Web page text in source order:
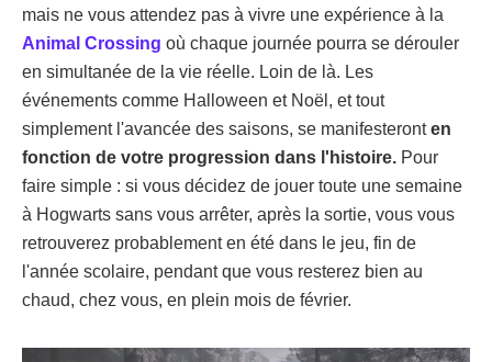
mais ne vous attendez pas à vivre une expérience à la
Animal Crossing où chaque journée pourra se dérouler
en simultanée de la vie réelle. Loin de là. Les
événements comme Halloween et Noël, et tout
simplement l'avancée des saisons, se manifesteronten
fonction de votre progression dans l'histoire. Pour
faire simple : si vous décidez de jouer toute une semaine
à Hogwarts sans vous arrêter, après la sortie, vous vous
retrouverez probablement en été dans le jeu, fin de
l'année scolaire, pendant que vous resterez bien au
chaud, chez vous, en plein mois de février.